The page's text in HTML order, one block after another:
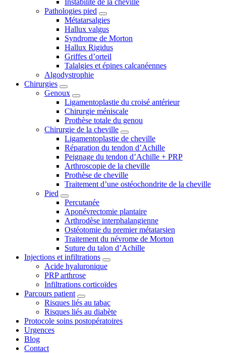
Instabilité de la cheville
Pathologies pied
Métatarsalgies
Hallux valgus
Syndrome de Morton
Hallux Rigidus
Griffes d’orteil
Talalgies et épines calcanéennes
Algodystrophie
Chirurgies
Genoux
Ligamentoplastie du croisé antérieur
Chirurgie méniscale
Prothèse totale du genou
Chirurgie de la cheville
Ligamentoplastie de cheville
Réparation du tendon d’Achille
Peignage du tendon d’Achille + PRP
Arthroscopie de la cheville
Prothèse de cheville
Traitement d’une ostéochondrite de la cheville
Pied
Percutanée
Aponévrectomie plantaire
Arthrodèse interphalangienne
Ostéotomie du premier métatarsien
Traitement du névrome de Morton
Suture du talon d’Achille
Injections et infiltrations
Acide hyaluronique
PRP arthrose
Infiltrations corticoïdes
Parcours patient
Risques liés au tabac
Risques liés au diabète
Protocole soins postopératoires
Urgences
Blog
Contact